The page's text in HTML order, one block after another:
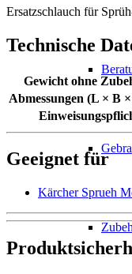
Ersatzschlauch für
Technische
Gewicht ohne
Abmessungen (L × B
Geeignet für
Kärcher Sprueh